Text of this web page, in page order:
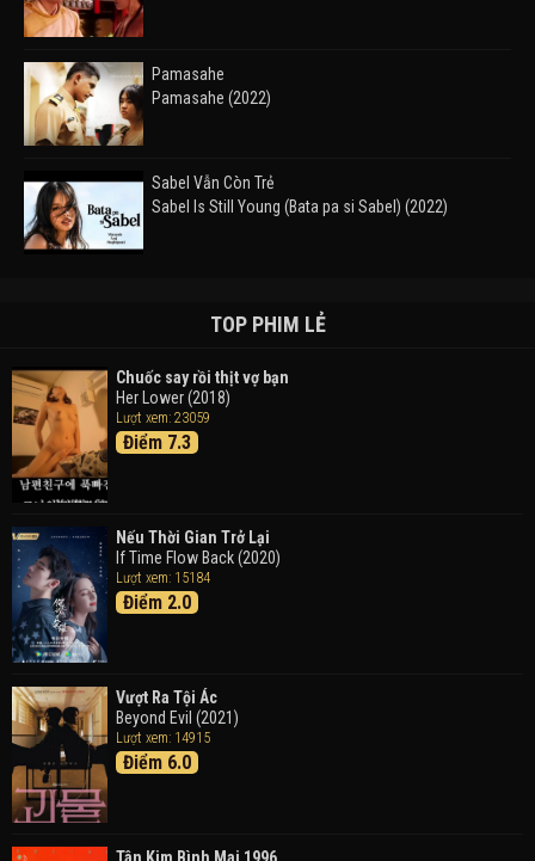
Pamasahe
Pamasahe (2022)
Sabel Vẫn Còn Trẻ
Sabel Is Still Young (Bata pa si Sabel) (2022)
Takas (2024)
Thám Tử Lừng Danh Conan 26: Tàu Ngầm Sắt Màu
Đen
Detective Conan: Black Iron Submarine (2023)
Trong Tranh
Doraemon the Movie: Nobita's Art World Tales (2025)
Tháng Ngày Tươi Đẹp
TOP PHIM LẺ
Chuốc say rồi thịt vợ bạn
Her Lower (2018)
Lượt xem: 23059
Điểm 7.3
Nếu Thời Gian Trở Lại
If Time Flow Back (2020)
Lượt xem: 15184
Điểm 2.0
Vượt Ra Tội Ác
Beyond Evil (2021)
Lượt xem: 14915
Điểm 6.0